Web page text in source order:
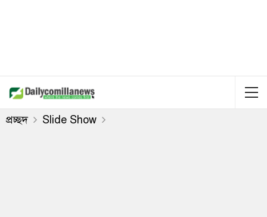
প্রচ্ছদ Slide Show